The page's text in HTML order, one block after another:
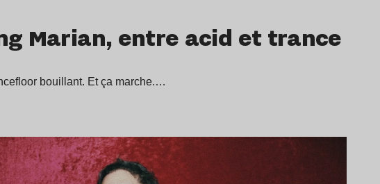
Marian, entre acid et trance
bouillant. Et ça marche.…